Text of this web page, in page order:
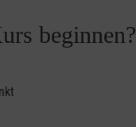
beginnen?